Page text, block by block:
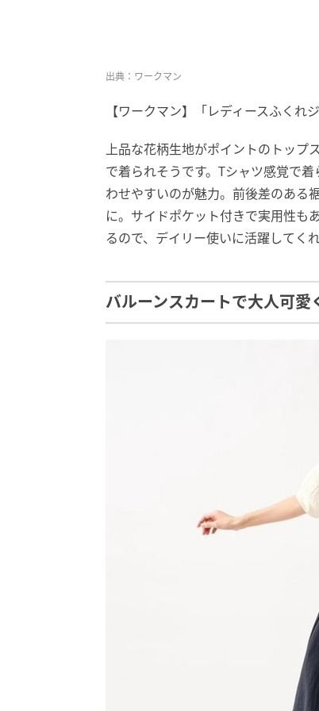
出典：ワークマン
【ワークマン】「レディースふくれ
上品な花柄生地がポイントのトップ
で着られそうです。Tシャツ感覚で
わせやすいのが魅力。前後差のある
に。サイドポケット付きで実用性も
るので、デイリー使いに活躍してくれ
バルーンスカートで大人可愛